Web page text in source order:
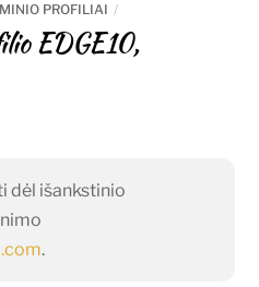
PROFILIAI
EDGE10,
dėl išankstinio
.